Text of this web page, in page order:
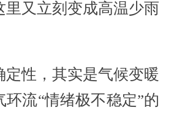
里又立刻变成高温少雨
性，其实是气候变暖
环流“情绪极不稳定”的